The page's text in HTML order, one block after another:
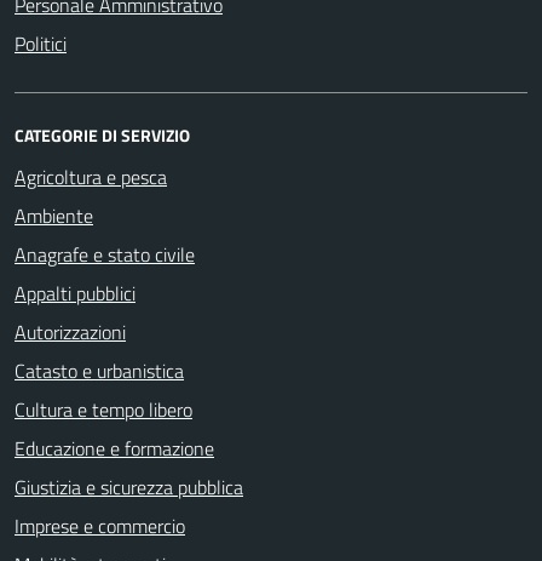
Politici
CATEGORIE DI SERVIZIO
Agricoltura e pesca
Ambiente
Anagrafe e stato civile
Appalti pubblici
Autorizzazioni
Catasto e urbanistica
Cultura e tempo libero
Educazione e formazione
Giustizia e sicurezza pubblica
Imprese e commercio